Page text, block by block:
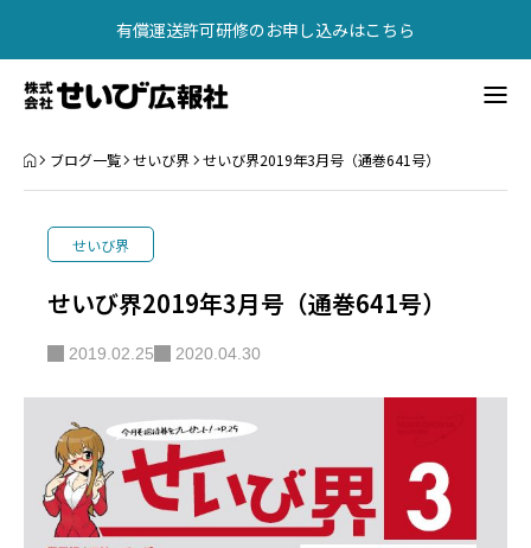
有償運送許可研修のお申し込みはこちら
【2026年最新】有償運送許可講習・研修（東京・大阪）
書籍紹介
有償運送許可研修 書籍紹介
ブログ一覧 せいび界 せいび界2019年3月号（通巻641号）
せいび界
せいび界2019年3月号（通巻641号）
2019.02.25 2020.04.30